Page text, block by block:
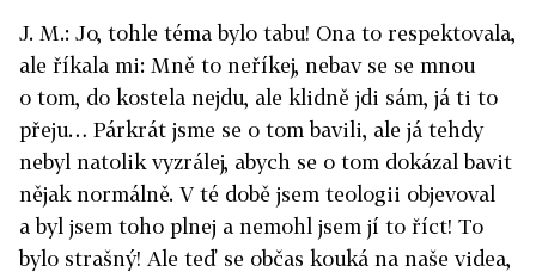
J. M.: Jo, tohle téma bylo tabu! Ona to respektovala,
ale říkala mi: Mně to neříkej, nebav se se mnou
o tom, do kostela nejdu, ale klidně jdi sám, já ti to
přeju… Párkrát jsme se o tom bavili, ale já tehdy
nebyl natolik vyzrálej, abych se o tom dokázal bavit
nějak normálně. V té době jsem teologii objevoval
a byl jsem toho plnej a nemohl jsem jí to říct! To
bylo strašný! Ale teď se občas kouká na naše videa,